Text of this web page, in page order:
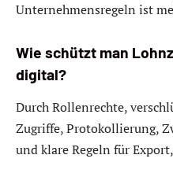
Unternehmensregeln ist
Wie schützt man
digital?
Durch Rollenrechte,
Zugriffe, Protokollierung,
und klare Regeln für